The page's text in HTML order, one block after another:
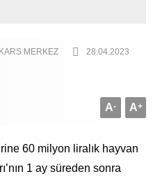
KARS MERKEZ 28.04.2023
A+
A-
60 milyon liralık hayvan
1 ay süreden sonra